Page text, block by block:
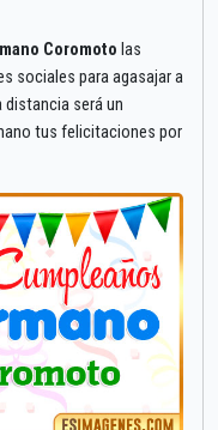
Coromoto las
sociales para agasajar a
distancia será un
tus felicitaciones por